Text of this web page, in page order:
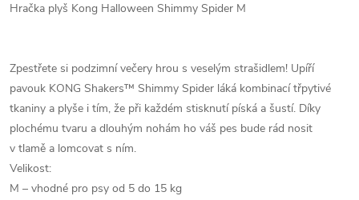
Hračka plyš Kong Halloween Shimmy Spider M
Zpestřete si podzimní večery hrou s veselým strašidlem! Upíří
pavouk KONG Shakers™ Shimmy Spider láká kombinací třpytivé
tkaniny a plyše i tím, že při každém stisknutí píská a šustí. Díky
plochému tvaru a dlouhým nohám ho váš pes bude rád nosit
v tlamě a lomcovat s ním.
Velikost:
M – vhodné pro psy od 5 do 15 kg